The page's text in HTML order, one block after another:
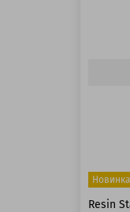
Новинка
Resin